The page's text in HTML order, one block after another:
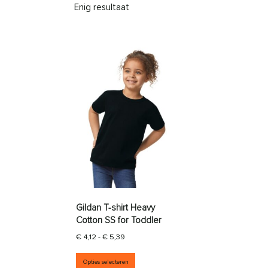
Enig resultaat
Gildan T-shirt Heavy
Cotton SS for Toddler
€ 4,12 - € 5,39
Opties selecteren
Dit product heeft meerdere